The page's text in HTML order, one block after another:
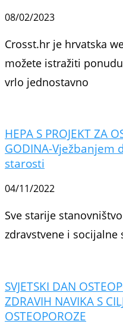
08/02/2023
Crosst.hr je hrvatska
možete istražiti
vrlo jednostavno
HEPA S PROJEKT ZA
GODINA-
starosti
04/11/2022
Sve starije
zdravstvene i socijalne
SVJETSKI DAN
ZDRAVIH NAVIKA S
OSTEOPOROZE